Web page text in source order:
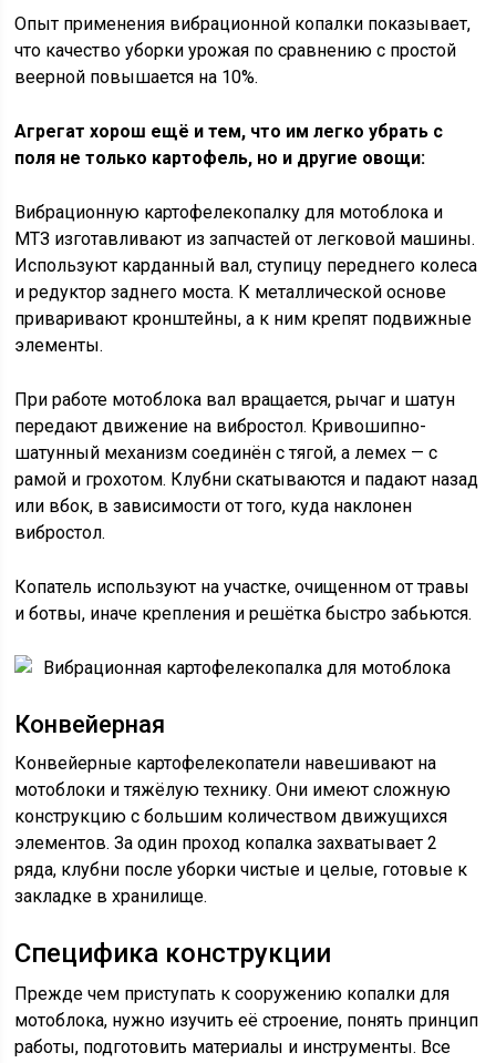
Опыт применения вибрационной копалки показывает,
что качество уборки урожая по сравнению с простой
веерной повышается на 10%.
Агрегат хорош ещё и тем, что им легко убрать с
поля не только картофель, но и другие овощи:
Вибрационную картофелекопалку для мотоблока и
МТЗ изготавливают из запчастей от легковой машины.
Используют карданный вал, ступицу переднего колеса
и редуктор заднего моста. К металлической основе
приваривают кронштейны, а к ним крепят подвижные
элементы.
При работе мотоблока вал вращается, рычаг и шатун
передают движение на вибростол. Кривошипно-
шатунный механизм соединён с тягой, а лемех — с
рамой и грохотом. Клубни скатываются и падают назад
или вбок, в зависимости от того, куда наклонен
вибростол.
Копатель используют на участке, очищенном от травы
и ботвы, иначе крепления и решётка быстро забьются.
Вибрационная картофелекопалка для мотоблока
Конвейерная
Конвейерные картофелекопатели навешивают на
мотоблоки и тяжёлую технику. Они имеют сложную
конструкцию с большим количеством движущихся
элементов. За один проход копалка захватывает 2
ряда, клубни после уборки чистые и целые, готовые к
закладке в хранилище.
Специфика конструкции
Прежде чем приступать к сооружению копалки для
мотоблока, нужно изучить её строение, понять принцип
работы, подготовить материалы и инструменты. Все